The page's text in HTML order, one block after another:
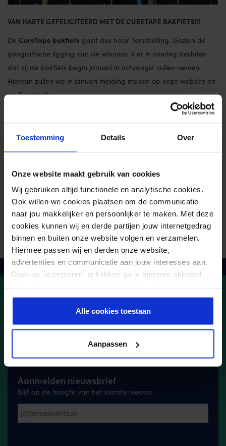
Toestemming Details Over
Onze website maakt gebruik van cookies
Wij gebruiken altijd functionele en analytische cookies.
Ook willen we cookies plaatsen om de communicatie
naar jou makkelijker en persoonlijker te maken. Met deze
cookies kunnen wij en derde partijen jouw internetgedrag
binnen en buiten onze website volgen en verzamelen.
Hiermee passen wij en derden onze website,
advertenties en communicatie aan jouw interesses aan.
Door op 'accepteren' te klikken ga je hiermee akkoord.
er meer over in onsprivacy beleid.
Alle cookies toestaan
Aanpassen
VAN HARTE GEFELICITEERD MET DE CURETAPE BAKFIETS!!!
De CureTape bakfiets gaat dus naar Terschelling. Gezien de
geografische ligging van de winnaar is er in overleg besloten
dat zij de bakfiets begin januari in ontvangst zullen nemen.
Hiervan zullen we in januari melding maken op onze website en
op Facebook.
Zoals aangekondigd zullen wij het winnende patroon ook echt in
zomer van 2017 verkrijgbaar zijn.
Zo tm vr voor 21:30 besteld, morgen in huis
Youtube
Aanmelden nieuwsbrief
Blijf op de hoogte van het laatste nieuws.